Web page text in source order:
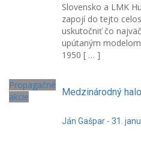
Slovensko a LMK
zapojí do tejto
uskutočniť čo
upútaným
1950 [ … ]
Propagačné
akcie
Medzinárodný
Ján Gašpar - 31.